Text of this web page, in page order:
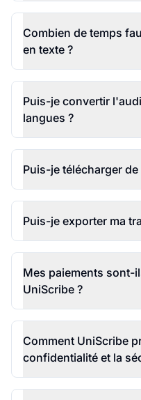
Combien de temps
en texte ?
Puis-je convertir
langues ?
Puis-je télécharger
Puis-je exporter ma
Mes paiements sont-
UniScribe ?
Comment UniScribe
confidentialité et la